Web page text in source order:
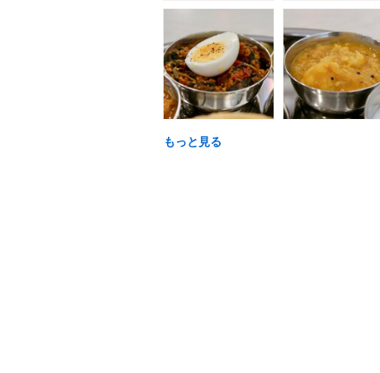
もっと見る